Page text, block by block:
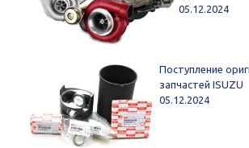
05.12.2024
Поступление
запчастей ISUZU
05.12.2024